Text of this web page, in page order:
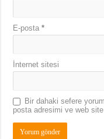
E-posta*
İnternet sitesi
Bir dahaki sefere
posta adresimi ve web